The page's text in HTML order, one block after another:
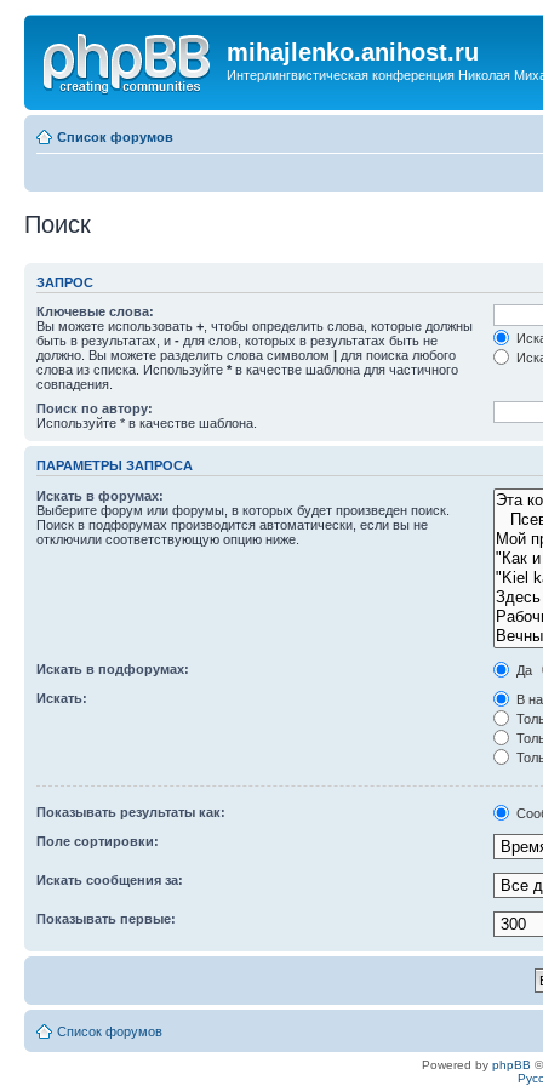
mihajlenko.anihost.ru
Интерлингвистическая конференция Николая
Список форумов
Поиск
ЗАПРОС
Ключевые слова:
Вы можете использовать + , чтобы определить слова, которые должны
быть в результатах, и - для слов, которых в результатах быть не
должно. Вы можете разделить слова символом | для поиска любого
слова из списка. Используйте * в качестве шаблона для частичного
совпадения.
Поиск по автору:
Используйте * в качестве шаблона.
ПАРАМЕТРЫ ЗАПРОСА
Искать в форумах:
Выберите форум или форумы, в которых будет произведен поиск.
Поиск в подфорумах производится автоматически, если вы не
отключили соответствующую опцию ниже.
Искать в подфорумах:
Да
Искать:
В
Показывать результаты как:
Поле сортировки:
Искать сообщения за:
Показывать первые:
Список форумов
Powered by phpBB